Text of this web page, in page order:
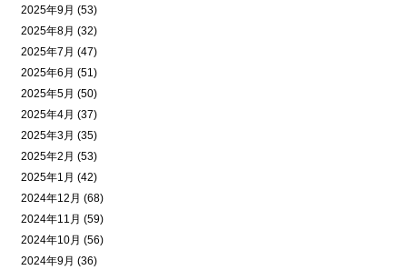
2025年9月 (53)
2025年8月 (32)
2025年7月 (47)
2025年6月 (51)
2025年5月 (50)
2025年4月 (37)
2025年3月 (35)
2025年2月 (53)
2025年1月 (42)
2024年12月 (68)
2024年11月 (59)
2024年10月 (56)
2024年9月 (36)